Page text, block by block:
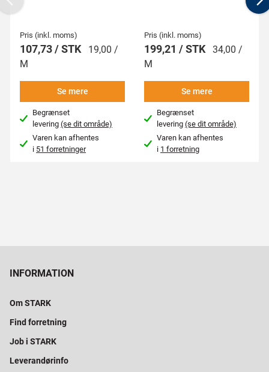
Pris (inkl. moms)
107,73 / STK
19,00 /
M
Se mere
Begrænset
levering(se dit område)
Varen kan afhentes
i 51 forretninger
Pris (inkl. moms)
199,21 / STK 34,00 /
M
Se mere
Begrænset
levering(se dit område)
Varen kan afhentes
i 1 forretning
Previous
INFORMATION
Om STARK
Find forretning
Job i STARK
Leverandørinfo